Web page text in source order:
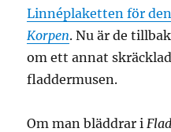
Linnéplaketten för
Korpen. Nu är de
om ett annat
fladdermusen.
Om man bläddrar i